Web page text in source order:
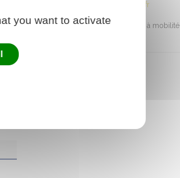
https://www.grangermont.fr
Accessible aux personnes à mobilité
you want to activate